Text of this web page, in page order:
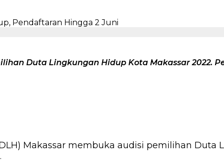
Duta Lingkungan Hidup Kota Makassar 2022.
Makassar membuka audisi pemilihan Duta